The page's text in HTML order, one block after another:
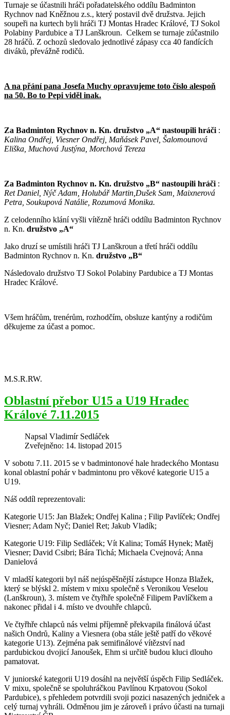
Turnaje se účastnili hráči pořadatelského oddílu Badminton
Rychnov nad Kněžnou z.s., který postavil dvě družstva. Jejich
soupeři na kurtech byli hráči TJ Montas Hradec Králové, TJ Sokol
Polabiny Pardubice a TJ Lanškroun. Celkem se turnaje zúčastnilo
28 hráčů. Z ochozů sledovalo jednotlivé zápasy cca 40 fandících
diváků, převážně rodičů.
A na přání pana Josefa Muchy opravujeme toto číslo alespoň
na 50. Bo to Pepi viděl inak.
Za Badminton Rychnov n. Kn. družstvo „A“ nastoupili hráči :
Kalina Ondřej, Viesner Ondřej, Maňásek Pavel, Šalomounová
Eliška, Muchová Justýna, Morchová Tereza
Za Badminton Rychnov n. Kn. družstvo „B“ nastoupili hráči :
Ret Daniel, Nýč Adam, Holubář Martin,Dušek Sam, Maixnerová
Petra, Soukupová Natálie, Rozumová Monika.
Z celodenního klání vyšli vítězně hráči oddílu Badminton Rychnov
n. Kn. družstvo „A“
Jako druzí se umístili hráči TJ Lanškroun a třetí hráči oddílu
Badminton Rychnov n. Kn. družstvo „B“
Následovalo družstvo TJ Sokol Polabiny Pardubice a TJ Montas
Hradec Králové.
Všem hráčům, trenérům, rozhodčím, obsluze kantýny a rodičům
děkujeme za účast a pomoc.
M.S.R.RW.
Oblastní přebor U15 a U19 Hradec
Králové 7.11.2015
Napsal Vladimír Sedláček
Zveřejněno: 14. listopad 2015
V sobotu 7.11. 2015 se v badmintonové hale hradeckého Montasu
konal oblastní pohár v badmintonu pro věkové kategorie U15 a
U19.
Náš oddíl reprezentovali:
Kategorie U15: Jan Blažek; Ondřej Kalina ; Filip Pavlíček; Ondřej
Viesner; Adam Nyč; Daniel Ret; Jakub Vladík;
Kategorie U19: Filip Sedláček; Vít Kalina; Tomáš Hynek; Matěj
Viesner; David Csibri; Bára Tichá; Michaela Cvejnová; Anna
Danielová
V mladší kategorii byl náš nejúspěšnější zástupce Honza Blažek,
který se blýskl 2. místem v mixu společně s Veronikou Veselou
(Lanškroun), 3. místem ve čtyřhře společně Filipem Pavlíčkem a
nakonec přidal i 4. místo ve dvouhře chlapců.
Ve čtyřhře chlapců nás velmi příjemně překvapila finálová účast
našich Ondrů, Kaliny a Viesnera (oba stále ještě patří do věkové
kategorie U13). Zejména pak semifinálové vítězství nad
pardubickou dvojicí Janoušek, Ehm si určitě budou kluci dlouho
pamatovat.
V juniorské kategorii U19 dosáhl na největší úspěch Filip Sedláček.
V mixu, společně se spoluhráčkou Pavlínou Krpatovou (Sokol
Pardubice), s přehledem potvrdili svoji pozici nasazených jedniček a
celý turnaj vyhráli. Odměnou jim je zároveň i právo účasti na turnaji